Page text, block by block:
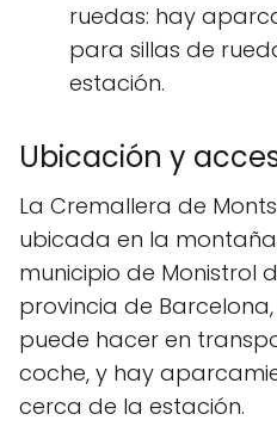
ruedas: hay
para sillas de
estación.
Ubicación y
La Cremallera de
ubicada en la
municipio de Monistrol
provincia de
puede hacer en
coche, y hay
cerca de la estación.